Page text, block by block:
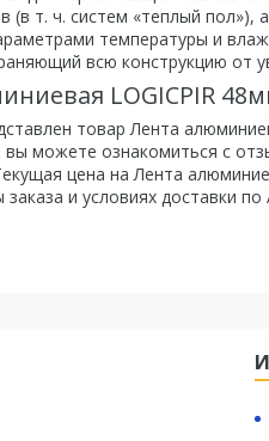
(в т. ч. систем «теплый
температуры и
всю конструкцию от
LOGICPIR
товар Лента
можете ознакомиться с
цена на Лента
и условиях доставки